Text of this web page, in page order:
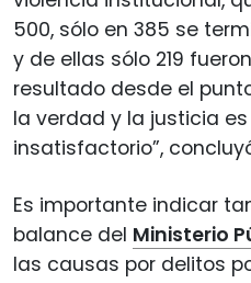
500, sólo en 385 se
y de ellas sólo 219
resultado desde el
la verdad y la justicia
insatisfactorio”,
Es importante indicar
balance del Ministerio
las causas por delitos